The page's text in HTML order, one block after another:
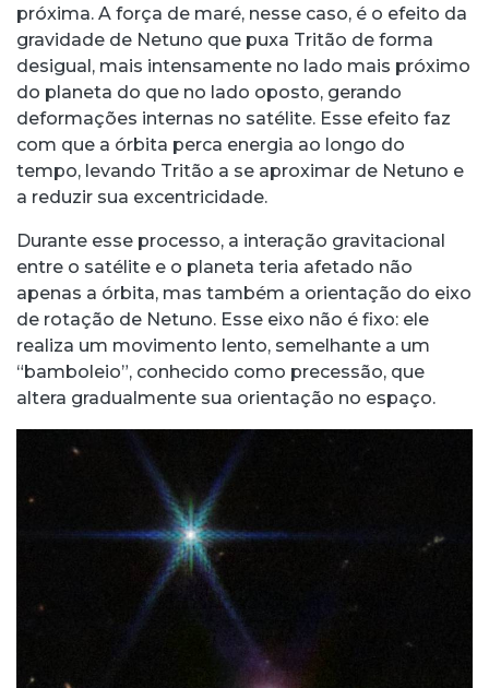
próxima. A força de maré, nesse caso, é o efeito da
gravidade de Netuno que puxa Tritão de forma
desigual, mais intensamente no lado mais próximo
do planeta do que no lado oposto, gerando
deformações internas no satélite. Esse efeito faz
com que a órbita perca energia ao longo do
tempo, levando Tritão a se aproximar de Netuno e
a reduzir sua excentricidade.
Durante esse processo, a interação gravitacional
entre o satélite e o planeta teria afetado não
apenas a órbita, mas também a orientação do eixo
de rotação de Netuno. Esse eixo não é fixo: ele
realiza um movimento lento, semelhante a um
“bamboleio”, conhecido como precessão, que
altera gradualmente sua orientação no espaço.